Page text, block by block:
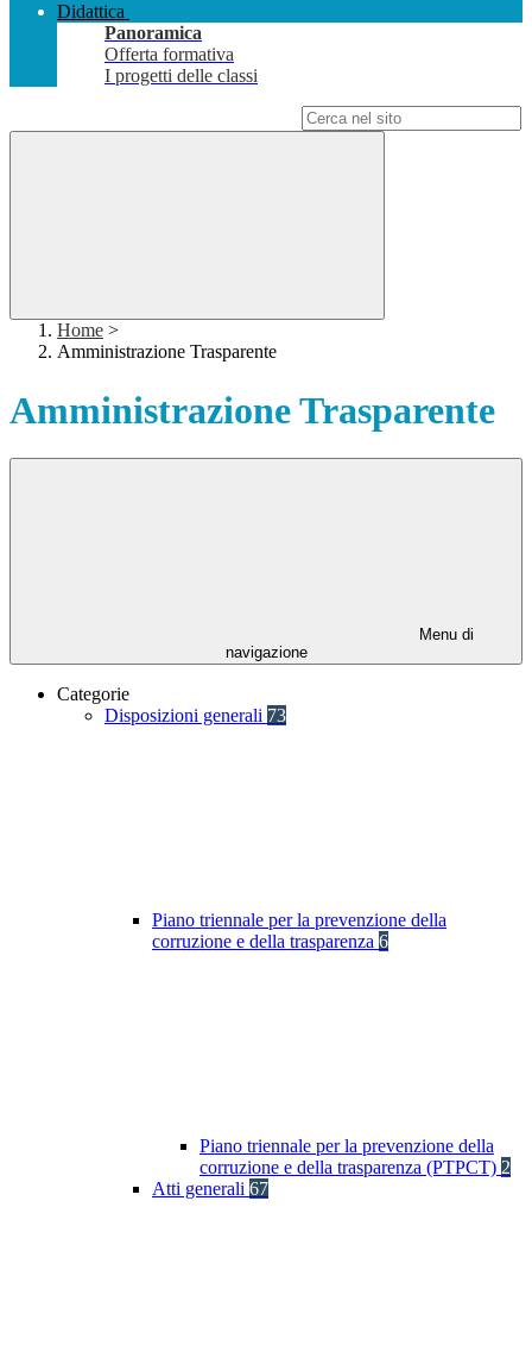
Didattica
Panoramica
Offerta formativa
I progetti delle classi
Home >
Amministrazione Trasparente
Amministrazione Trasparente
Menu di
navigazione
Categorie
Disposizioni generali 73
Piano triennale per la prevenzione della
corruzione e della trasparenza 6
Piano triennale per la prevenzione della
corruzione e della trasparenza (PTPCT) 2
Atti generali 67